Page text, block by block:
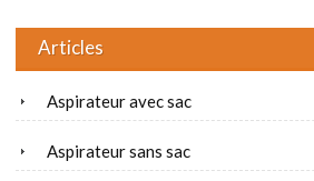
Articles
Aspirateur avec sac
Aspirateur sans sac